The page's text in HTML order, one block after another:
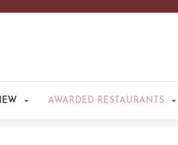
AWARDED RESTAURANTS